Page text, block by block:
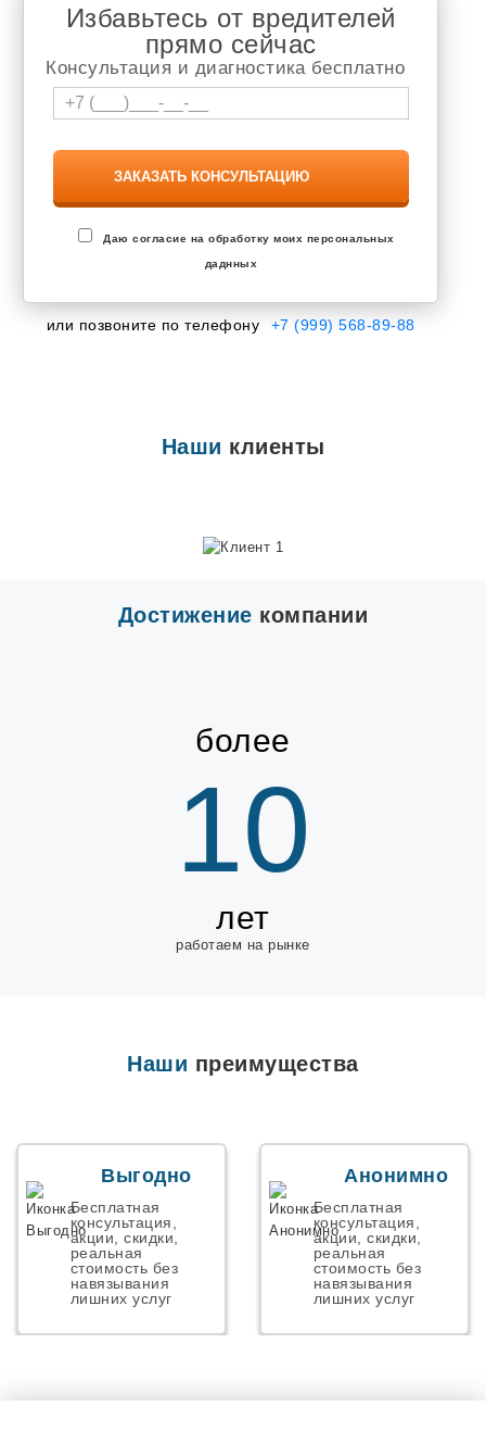
Избавьтесь от вредителей
прямо сейчас
Консультация и диагностика бесплатно
Даю согласие на обработку моих персональных
даднных
или позвоните по телефону +7 (999) 568-89-88
Наши клиенты
Достижение компании
более
10
лет
работаем на рынке
Наши преимущества
Выгодно
Бесплатная
консультация,
акции, скидки,
реальная
стоимость без
навязывания
лишних услуг
Анонимно
Бесплатная
консультация,
акции, скидки,
реальная
стоимость без
навязывания
лишних услуг